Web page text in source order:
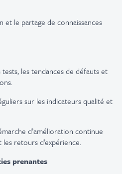
et le partage de connaissances
les tendances de défauts et
sur les indicateurs qualité et
d’amélioration continue
retours d’expérience.
prenantes